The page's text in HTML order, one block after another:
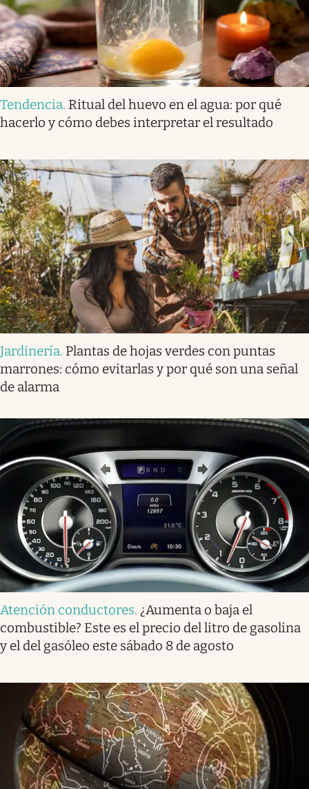
Tendencia. Ritual del huevo en el agua: por qué
hacerlo y cómo debes interpretar el resultado
Jardinería. Plantas de hojas verdes con puntas
marrones: cómo evitarlas y por qué son una señal
de alarma
Atención conductores. ¿Aumenta o baja el
combustible? Este es el precio del litro de gasolina
y el del gasóleo este sábado 8 de agosto